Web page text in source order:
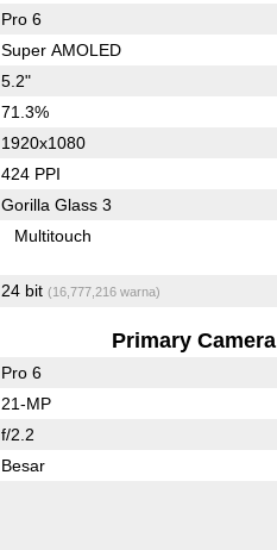
Pro 6
Super AMOLED
5.2"
71.3%
1920x1080
424 PPI
Gorilla Glass 3
Multitouch
24 bit (16,777,216 warna)
Primary Camera
Pro 6
21-MP
f/2.2
Besar